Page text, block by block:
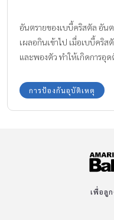
อันตรายของเบบี้คริสตัล อัน
เผลอกินเข้าไป เมื่อเบบี้คริส
และพองตัว ทำให้เกิดการอุ
เป็นตัวดูดตัวใหม่ที่ขยายใหญ่
จากการวิจัยในสภาวะจริงโ
โดยเฉพาะเด็กเล็ก และเป็
ปัจจุบันการจำหน่ายตัวดูดน้
คุ้มครองผู้บริโภค ต้องระวา
การป้องกันอุบัติเหตุ
เพื่อลู